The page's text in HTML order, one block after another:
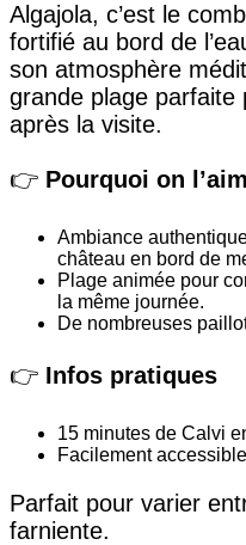
Algajola, c’est le
fortifié au bord de
son atmosphère
grande plage
après la visite.
👉 Pourquoi on
Ambiance
château en bord de
Plage animée pour
la même journée.
De nombreuses
👉 Infos pratiques
15 minutes de Calvi
Facilement
Parfait pour varier
farniente.